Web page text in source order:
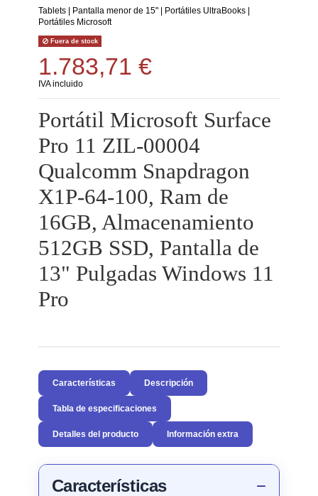
Tablets| Pantalla menor de 15"| Portátiles UltraBooks|
Portátiles Microsoft
Fuera de stock
1.783,71 €
IVA incluido
Portátil Microsoft Surface
Pro 11 ZIL-00004
Qualcomm Snapdragon
X1P-64-100, Ram de
16GB, Almacenamiento
512GB SSD, Pantalla de
13" Pulgadas Windows 11
Pro
Características Descripción
Tabla de especificaciones
Detalles del producto Información extra
Características